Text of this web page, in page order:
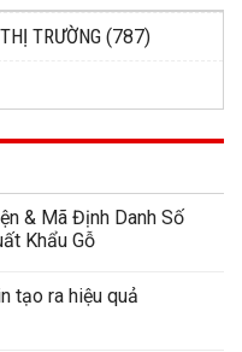
TRƯỜNG (787)
& Mã Định Danh Số
Khẩu Gỗ
tạo ra hiệu quả